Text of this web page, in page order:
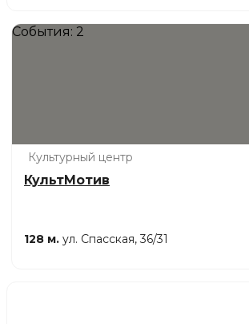
События: 2
Культурный центр
КультМотив
128 м. ул. Спасская, 36/31